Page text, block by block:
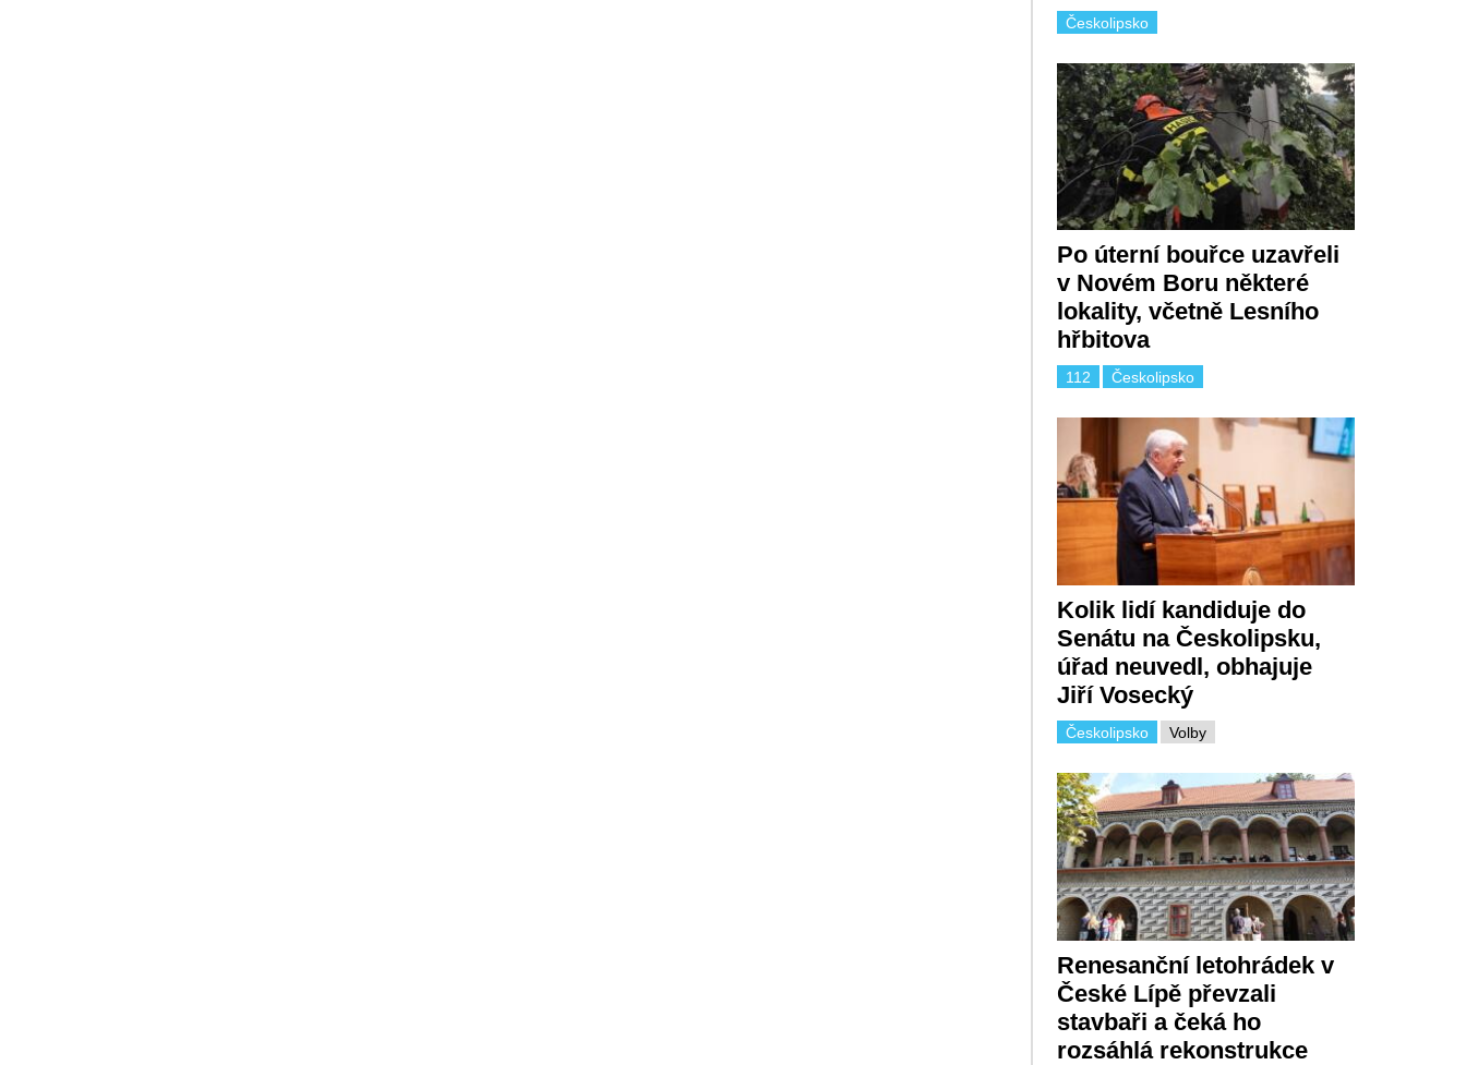
Českolipsko
Po úterní bouřce uzavřeli
v Novém Boru některé
lokality, včetně Lesního
hřbitova
112 Českolipsko
Kolik lidí kandiduje do
Senátu na Českolipsku,
úřad neuvedl, obhajuje
Jiří Vosecký
Českolipsko Volby
Renesanční letohrádek v
České Lípě převzali
stavbaři a čeká ho
rozsáhlá rekonstrukce